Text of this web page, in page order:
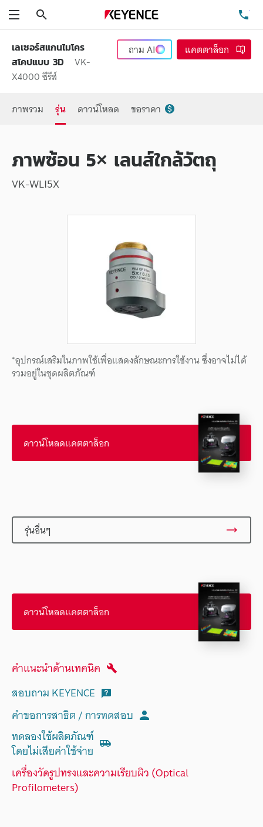
เลเซอร์สแกนไมโคร
สโคปแบบ 3D
VK-
X4000 ซีรีส์
ถามAI แคตตาล็อก
ภาพรวม รุ่น ดาวน์โหลด ขอราคา
ภาพซ้อน 5× เลนส์ใกล้วัตถุ
VK-WLI5X
*อุปกรณ์เสริมในภาพใช้เพื่อแสดงลักษณะการใช้งาน ซึ่งอาจไม่ได้
รวมอยู่ในชุดผลิตภัณฑ์
ดาวน์โหลดแคตตาล็อก
รุ่นอื่นๆ
ดาวน์โหลดแคตตาล็อก
คำแนะนำด้านเทคนิค
สอบถาม KEYENCE
คำขอการสาธิต / การทดสอบ
ทดลองใช้ผลิตภัณฑ์
โดยไม่เสียค่าใช้จ่าย
เครื่องวัดรูปทรงและความเรียบผิว (Optical
Profilometers)